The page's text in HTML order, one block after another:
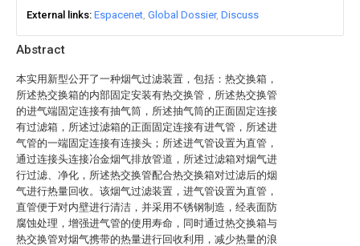
Abstract
本实用新型公开了一种烟气过滤装置，包括：热交换箱，
所述热交换箱的内部固定安装有热交换管，所述热交换管
的进气端固定连接有抽气筒，所述抽气筒的正面固定连接
有过滤箱，所述过滤箱的正面固定连接有进气管，所述进
气管的一端固定连接有连接头；所述进气管设置为直管，
通过连接头连接冶金烟气排放管道，所述过滤箱对烟气进
行过滤、净化，所述热交换管配合热交换箱对过滤后的烟
气进行热量回收。该烟气过滤装置，进气管设置为直管，
直管便于对内壁进行清洁，并采用不锈钢制造，经表面防
腐蚀处理，增强进气管的使用寿命，同时通过热交换箱与
热交换管对烟气携带的热量进行回收利用，减少热量的浪
External links Espacenet Global Dossier Discuss